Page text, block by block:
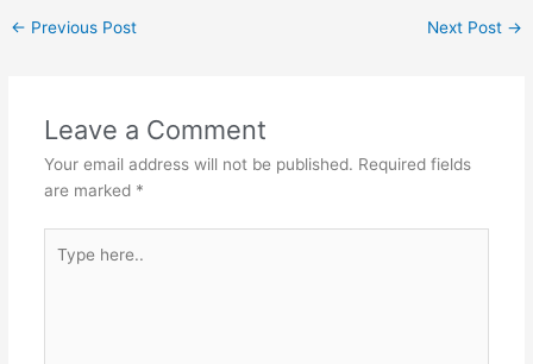
← Previous Post Next Post →
Leave a Comment
Your email address will not be published. Required fields
are marked *
here..